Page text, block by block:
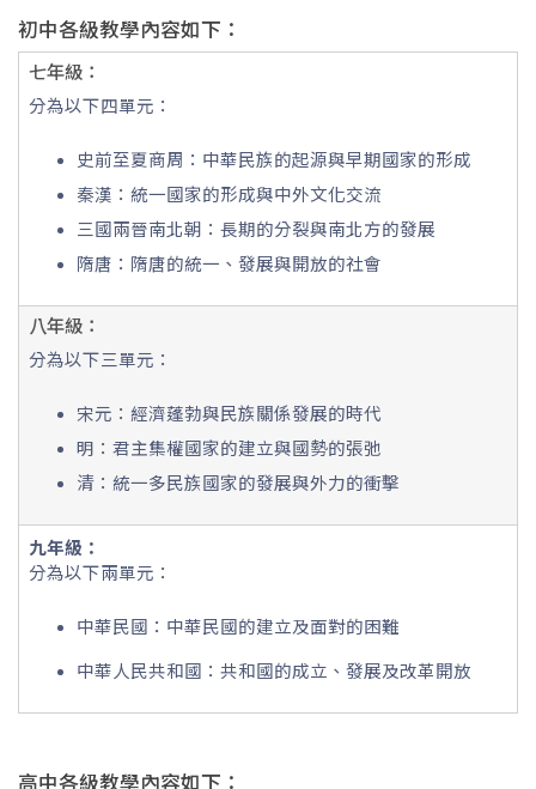
初中各級教學內容如下：
七年級：
分為以下四單元：
史前至夏商周：中華民族的起源與早期國家的形成
秦漢：統一國家的形成與中外文化交流
三國兩晉南北朝：長期的分裂與南北方的發展
隋唐：隋唐的統一、發展與開放的社會
八年級：
分為以下三單元：
宋元：經濟蓬勃與民族關係發展的時代
明：君主集權國家的建立與國勢的張弛
清：統一多民族國家的發展與外力的衝擊
九年級：
分為以下兩單元：
中華民國：中華民國的建立及面對的困難
中華人民共和國：共和國的成立、發展及改革開放
高中各級教學內容如下：